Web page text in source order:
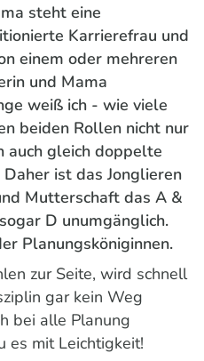
steht eine
Karrierefrau und
einem oder mehreren
und Mama
weiß ich - wie viele
beiden Rollen nicht nur
auch gleich doppelte
ist das Jonglieren
Mutterschaft das A &
D unumgänglich.
Planungsköniginnen.
zur Seite, wird schnell
gar kein Weg
bei alle Planung
es mit Leichtigkeit!